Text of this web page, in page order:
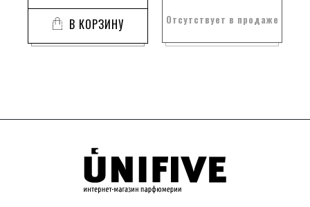
В КОРЗИНУ Отсутствует в продаже